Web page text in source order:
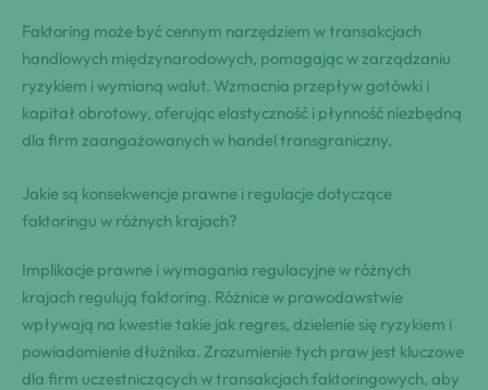
Faktoring może być cennym narzędziem w transakcjach
handlowych międzynarodowych, pomagając w zarządzaniu
ryzykiem i wymianą walut. Wzmacnia przepływ gotówki i
kapitał obrotowy, oferując elastyczność i płynność niezbędną
dla firm zaangażowanych w handel transgraniczny.
Jakie są konsekwencje prawne i regulacje dotyczące
faktoringu w różnych krajach?
Implikacje prawne i wymagania regulacyjne w różnych
krajach regulują faktoring. Różnice w prawodawstwie
wpływają na kwestie takie jak regres, dzielenie się ryzykiem i
powiadomienie dłużnika. Zrozumienie tych praw jest kluczowe
dla firm uczestniczących w transakcjach faktoringowych, aby